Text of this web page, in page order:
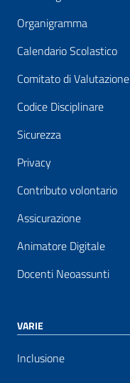
Organigramma
Calendario Scolastico
Comitato di Valutazione
Codice Disciplinare
Sicurezza
Privacy
Contributo volontario
Assicurazione
Animatore Digitale
Docenti Neoassunti
VARIE
Inclusione